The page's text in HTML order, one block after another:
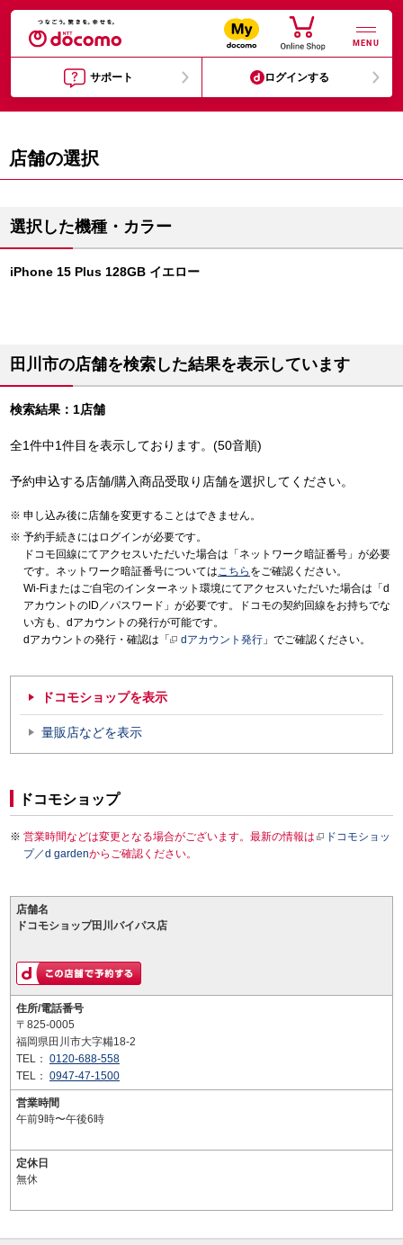
MENU
サポート ログインする
店舗の選択
選択した機種・カラー
iPhone 15 Plus 128GB イエロー
田川市の店舗を検索した結果を表示しています
検索結果：1店舗
全1件中1件目を表示しております。(50音順)
予約申込する店舗/購入商品受取り店舗を選択してください。
申し込み後に店舗を変更することはできません。
予約手続きにはログインが必要です。
ドコモ回線にてアクセスいただいた場合は「ネットワーク暗証番号」が必要
です。ネットワーク暗証番号についてはこちら をご確認ください。
Wi-Fiまたはご自宅のインターネット環境にてアクセスいただいた場合は「d
アカウントのID／パスワード」が必要です。ドコモの契約回線をお持ちでな
い方も、dアカウントの発行が可能です。
dアカウントの発行・確認は「
dアカウント発行 」でご確認ください。
ドコモショップを表示
量販店などを表示
ドコモショップ
営業時間などは変更となる場合がございます。最新の情報は
ドコモショッ
プ／d gardenからご確認ください。
店舗名
ドコモショップ田川バイパス店
住所/電話番号
〒825-0005
福岡県田川市大字糒18-2
TEL： 0120-688-558
TEL： 0947-47-1500
営業時間
午前9時〜午後6時
定休日
無休